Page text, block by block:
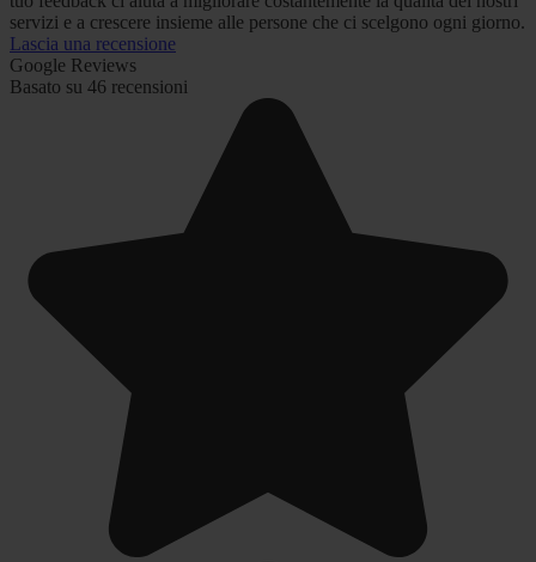
servizi e a crescere insieme alle persone che ci scelgono ogni giorno.
Lascia una recensione
Google Reviews
Basato su 46 recensioni